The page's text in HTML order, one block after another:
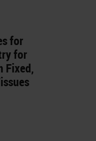
for
for
Fixed,